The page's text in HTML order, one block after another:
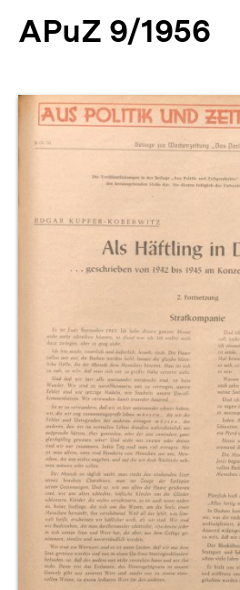
APuZ 9/1956
Produktvorschau